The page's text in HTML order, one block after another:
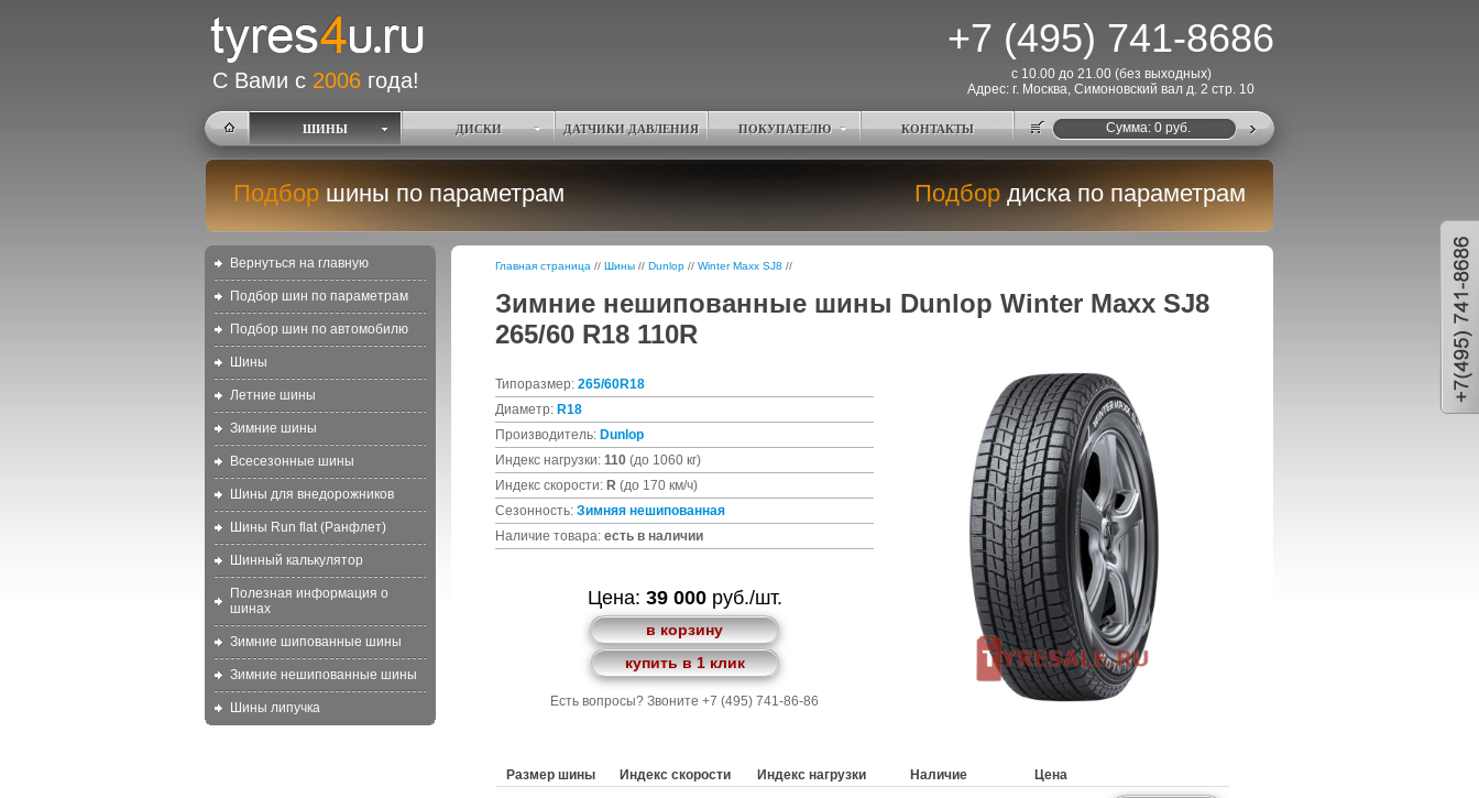
+7 (495) 741-8686
С Вами с 2006 года!
с 10.00 до 21.00 (без выходных)
Адрес: г. Москва, Симоновский вал д. 2 стр. 10
ШИНЫ ДИСКИ ДАТЧИКИ ДАВЛЕНИЯ ПОКУПАТЕЛЮ КОНТАКТЫ Cумма: 0руб.
Подбор шины по параметрам Подбор диска по параметрам
Вернуться на главную
Подбор шин по параметрам
Подбор шин по автомобилю
Шины
Летние шины
Зимние шины
Всесезонные шины
Шины для внедорожников
Шины Run flat (Ранфлет)
Шинный калькулятор
Полезная информация о
шинах
Зимние шипованные шины
Зимние нешипованные шины
Шины липучка
Главная страница // Шины // Dunlop // Winter Maxx SJ8 //
Зимние нешипованные шины Dunlop Winter Maxx SJ8
265/60 R18 110R
Типоразмер: 265/60R18
Диаметр: R18
Производитель: Dunlop
Индекс нагрузки: 110 (до 1060 кг)
Индекс скорости: R (до 170 км/ч)
Сезонность: Зимняя нешипованная
Наличие товара: есть в наличии
Цена: 39 000руб./шт.
в корзину
купить в 1 клик
Есть вопросы? Звоните +7 (495) 741-86-86
Размер шины Индекс скорости Индекс нагрузки Наличие Цена